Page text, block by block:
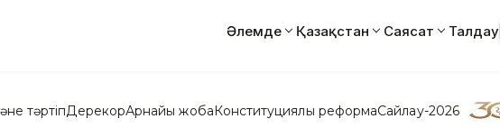
Әлемде Қазақстан Саясат Талдау
тәртіпДерекқорАрнайы жобаКонституциялық реформаСайлау-2026